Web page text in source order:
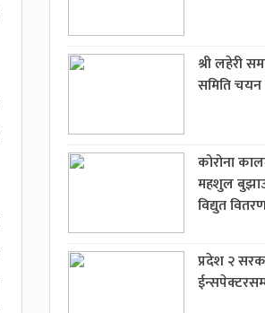
श्री लहेरी
समिति चयन
कोरोना
महशुल
विद्युत
प्रदेश २